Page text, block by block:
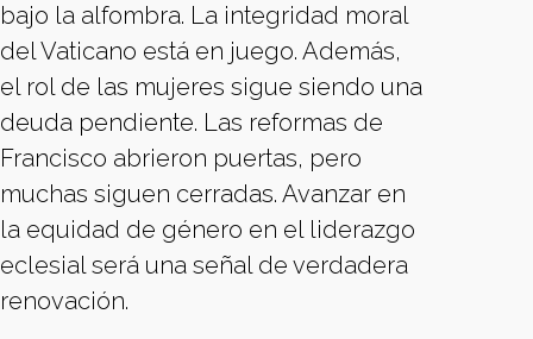
bajo la alfombra. La integridad moral
del Vaticano está en juego. Además,
el rol de las mujeres sigue siendo una
deuda pendiente. Las reformas de
Francisco abrieron puertas, pero
muchas siguen cerradas. Avanzar en
la equidad de género en el liderazgo
eclesial será una señal de verdadera
renovación.